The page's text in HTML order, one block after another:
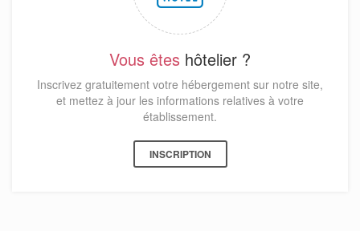
Vous êtes hôtelier ?
Inscrivez gratuitement votre hébergement sur notre site,
et mettez à jour les informations relatives à votre
établissement.
INSCRIPTION